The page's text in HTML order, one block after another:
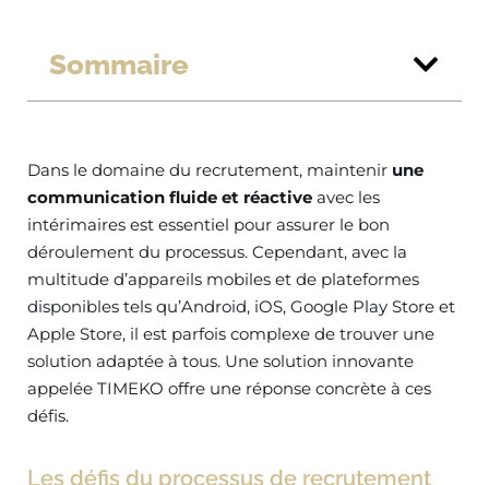
Sommaire
Dans le domaine du recrutement, maintenir une
communication fluide et réactive avec les
intérimaires est essentiel pour assurer le bon
déroulement du processus. Cependant, avec la
multitude d’appareils mobiles et de plateformes
disponibles tels qu’Android, iOS, Google Play Store et
Apple Store, il est parfois complexe de trouver une
solution adaptée à tous. Une solution innovante
appelée TIMEKO offre une réponse concrète à ces
défis.
Les défis du processus de recrutement